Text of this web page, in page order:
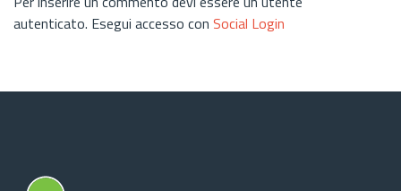
autenticato. Esegui accesso con Social Login